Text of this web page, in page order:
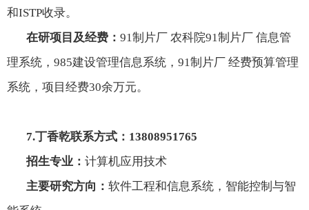
和ISTP收录。
在研项目及经费： 91制片厂 农科院91制片厂 信息管
理系统， 985建设管理信息系统，91制片厂 经费预算管理
系统，项目经费30余万元。
7.丁香乾联系方式： 13808951765
招生专业： 计算机应用技术
主要研究方向： 软件工程和信息系统，智能控制与智